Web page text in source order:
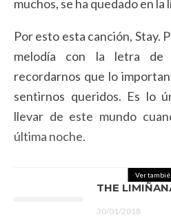
muchos, se ha quedado en la
Por esto esta canción, Stay.
melodía con la letra de
recordarnos que lo
sentirnos queridos. Es lo
llevar de este mundo
última noche.
Ver
THE
30/01/2018